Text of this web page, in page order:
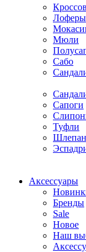
Лоферы
Мюли
Сабо
Сапоги
Туфли
Аксессуары
Бренды
Sale
Новое
Наш